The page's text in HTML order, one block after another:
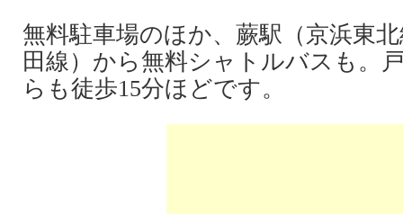
無料駐車場のほか、蕨駅（京浜東
田線）から無料シャトルバスも。
らも徒歩15分ほどです。